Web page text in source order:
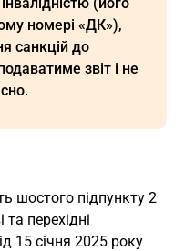
номері «ДК»),
санкцій до
звіт і не
шостого пiдпункту 2
та перехiднi
15 сiчня 2025 року